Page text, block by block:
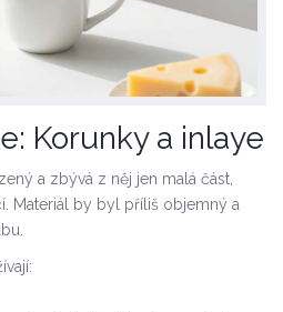
Korunky a inlaye
a zbývá z něj jen malá část,
Materiál by byl příliš objemný a